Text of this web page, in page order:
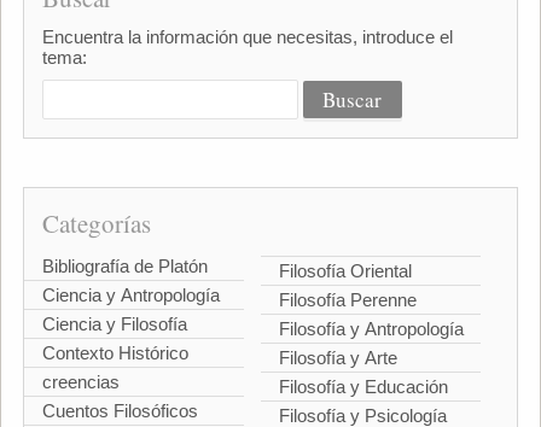
Encuentra la información que necesitas, introduce el
tema:
Categorías
Bibliografía de Platón
Ciencia y Antropología
Ciencia y Filosofía
Contexto Histórico
creencias
Cuentos Filosóficos
Filosofía Oriental
Filosofía Perenne
Filosofía y Antropología
Filosofía y Arte
Filosofía y Educación
Filosofía y Psicología